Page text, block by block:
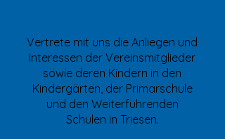
Vertrete mit uns die Anliegen und
Interessen der Vereinsmitglieder
sowie deren Kindern in den
Kindergärten, der Primarschule
und den Weiterführenden
Schulen in Triesen.